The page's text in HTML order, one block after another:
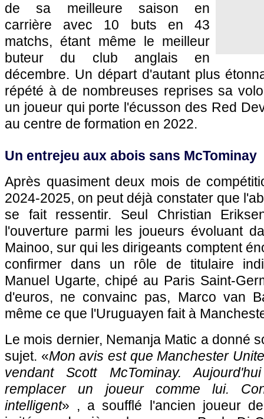
de sa meilleure saison en
carrière avec 10 buts en 43
matchs, étant même le meilleur
buteur du club anglais en
décembre. Un départ d'autant plus
répété à de nombreuses reprises sa
un joueur qui porte l'écusson des Red
au centre de formation en 2022.
Un entrejeu aux abois sans McTominay
Après quasiment deux mois de
2024-2025, on peut déjà constater que
se fait ressentir. Seul Christian
l'ouverture parmi les joueurs évoluant
Mainoo, sur qui les dirigeants comptent
confirmer dans un rôle de titulaire
Manuel Ugarte, chipé au Paris Saint-
d'euros, ne convainc pas, Marco van
même ce que l'Uruguayen fait à
Le mois dernier, Nemanja Matic a donné
sujet. «Mon avis est que Manchester
vendant Scott McTominay.
remplacer un joueur comme lui.
intelligent» , a soufflé l'ancien joueur